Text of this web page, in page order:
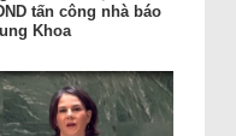
tấn công nhà báo
Khoa